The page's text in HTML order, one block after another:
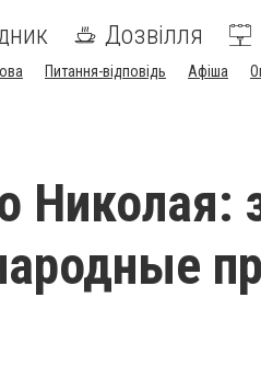
Дозвілля
Питання-відповідь Афіша
Николая: